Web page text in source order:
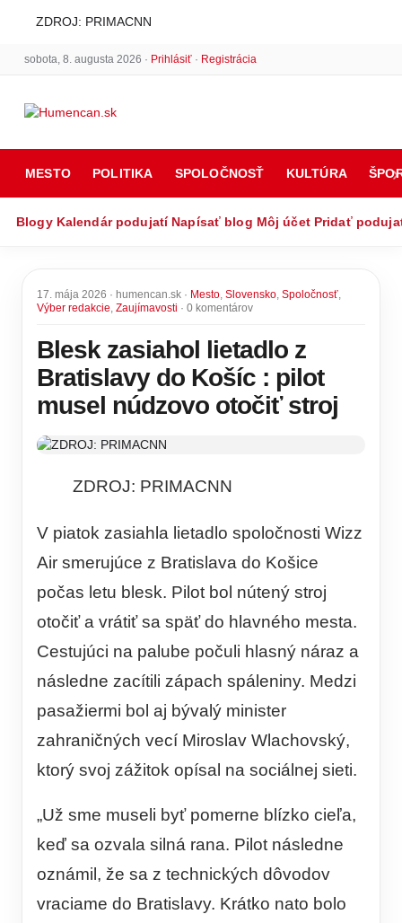
ZDROJ: PRIMACNN
sobota, 8. augusta 2026 · Prihlásiť· Registrácia
MESTO POLITIKA SPOLOČNOSŤ KULTÚRA
Blogy Kalendár podujatí Napísať blog Môj účet Pridať
17. mája 2026 · humencan.sk · Mesto, Slovensko, Spoločnosť,
Výber redakcie, Zaujímavosti · 0 komentárov
Blesk zasiahol lietadlo z
Bratislavy do Košíc : pilot
musel núdzovo otočiť stroj
ZDROJ: PRIMACNN
V piatok zasiahla lietadlo spoločnosti Wizz
Air smerujúce z Bratislava do Košice
počas letu blesk. Pilot bol nútený stroj
otočiť a vrátiť sa späť do hlavného mesta.
Cestujúci na palube počuli hlasný náraz a
následne zacítili zápach spáleniny. Medzi
pasažiermi bol aj bývalý minister
zahraničných vecí Miroslav Wlachovský,
ktorý svoj zážitok opísal na sociálnej sieti.
„Už sme museli byť pomerne blízko cieľa,
keď sa ozvala silná rana. Pilot následne
oznámil, že sa z technických dôvodov
vraciame do Bratislavy. Krátko nato bolo